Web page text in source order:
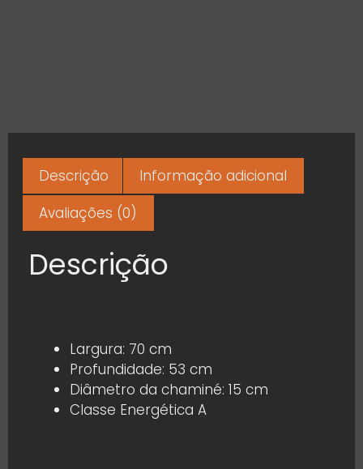
Descrição
Informação adicional
Avaliações (0)
Descrição
Largura: 70 cm
Profundidade: 53 cm
Diâmetro da chaminé: 15 cm
Classe Energética A